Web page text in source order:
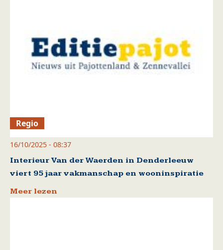
Regio
16/10/2025 - 08:37
Interieur Van der Waerden in Denderleeuw
viert 95 jaar vakmanschap en wooninspiratie
Meer lezen